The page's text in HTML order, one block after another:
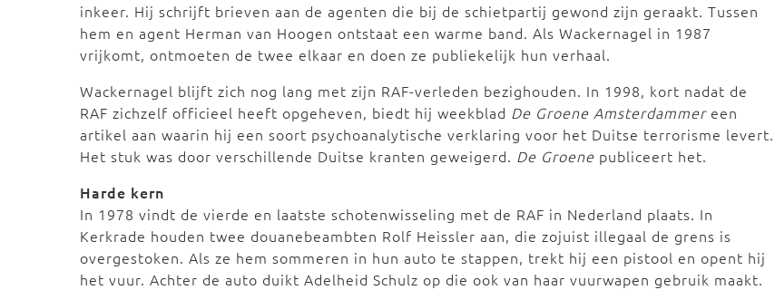
inkeer. Hij schrijft brieven aan de agenten die bij de schietpartij gewond zijn geraakt. Tussen
hem en agent Herman van Hoogen ontstaat een warme band. Als Wackernagel in 1987
vrijkomt, ontmoeten de twee elkaar en doen ze publiekelijk hun verhaal.
Wackernagel blijft zich nog lang met zijn RAF-verleden bezighouden. In 1998, kort nadat de
RAF zichzelf officieel heeft opgeheven, biedt hij weekblad De Groene Amsterdammereen
artikel aan waarin hij een soort psychoanalytische verklaring voor het Duitse terrorisme levert.
Het stuk was door verschillende Duitse kranten geweigerd. De Groene publiceert het.
Harde kern
In 1978 vindt de vierde en laatste schotenwisseling met de RAF in Nederland plaats. In
Kerkrade houden twee douanebeambten Rolf Heissler aan, die zojuist illegaal de grens is
overgestoken. Als ze hem sommeren in hun auto te stappen, trekt hij een pistool en opent hij
het vuur. Achter de auto duikt Adelheid Schulz op die ook van haar vuurwapen gebruik maakt.